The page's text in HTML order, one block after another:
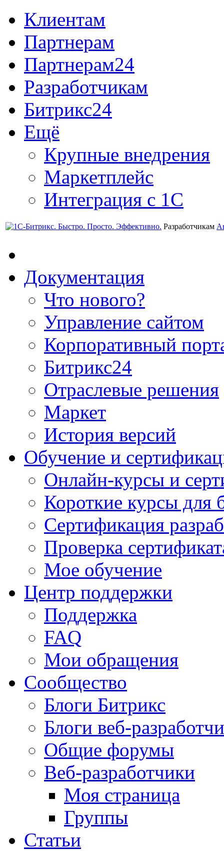
Клиентам
Партнерам
Партнерам24
Разработчикам
Битрикс24
Ещё
Крупные внедрения
Маркетплейс
Интеграция с 1С
Разработчикам
Документация
Что нового?
Управление сайтом
Корпоративный
Битрикс24
Отраслевые решения
Маркет
История версий
Обучение и
Онлайн-курсы и
Короткие курсы для
Сертификация
Проверка
Мое обучение
Центр поддержки
Поддержка
FAQ
Мои обращения
Сообщество
Блоги Битрикс
Блоги веб-
Общие форумы
Веб-разработчики
Моя страница
Группы
Статьи